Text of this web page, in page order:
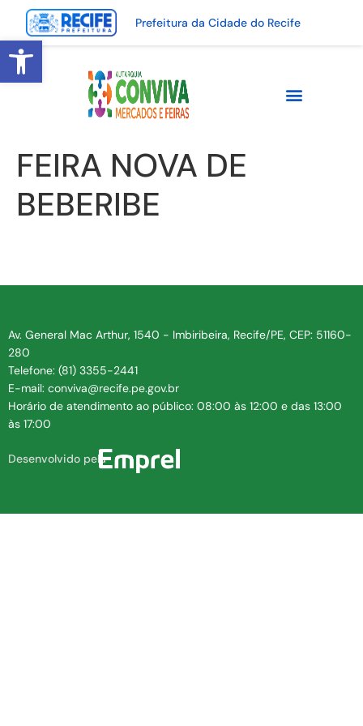
Abrir a barra de ferramentas
Prefeitura da Cidade do Recife
FEIRA NOVA DE
BEBERIBE
Av. General Mac Arthur, 1540 - Imbiribeira, Recife/PE, CEP: 51160-
280
Telefone: (81) 3355-2441
E-mail: conviva@recife.pe.gov.br
Horário de atendimento ao público: 08:00 às 12:00 e das 13:00
às 17:00
Desenvolvido pela